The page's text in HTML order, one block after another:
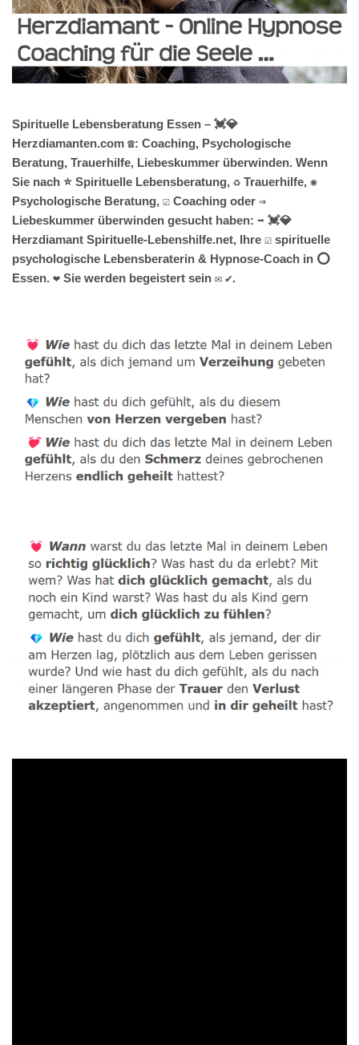
Spirituelle Lebensberatung Essen – 💓️💎
Herzdiamanten.com ☎️: Coaching, Psychologische
Beratung, Trauerhilfe, Liebeskummer überwinden. Wenn
Sie nach ⭐ Spirituelle Lebensberatung, ♻ Trauerhilfe, ✺
Psychologische Beratung, ☑️ Coaching oder ⇒
Liebeskummer überwinden gesucht haben: ➡️ 💓️💎
Herzdiamant Spirituelle-Lebenshilfe.net, Ihre ☑️ spirituelle
psychologische Lebensberaterin & Hypnose-Coach in ⭕
Essen. ❤ Sie werden begeistert sein ✉ ✔.